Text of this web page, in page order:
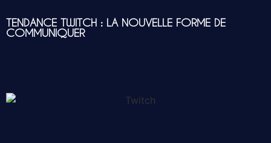
TENDANCE TWITCH : LA NOUVELLE FORME DE
COMMUNIQUER